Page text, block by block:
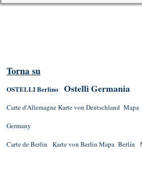
Torna su
OSTELLI Berlino Ostelli Germania
Carte d'AllemagneKarte von Deutschland Mapa
Germany
Carte de Berlin Karte von Berlin Mapa Berlín